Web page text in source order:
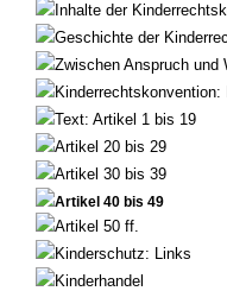
Inhalte der
Geschichte der
Zwischen Anspruch und
Kinderrechtskonvention:
Text: Artikel 1 bis 19
Artikel 20 bis 29
Artikel 30 bis 39
Artikel 40 bis 49
Artikel 50 ff.
Kinderschutz: Links
Kinderhandel